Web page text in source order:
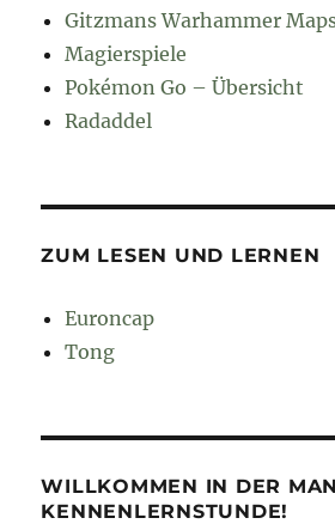
Gitzmans Warhammer
Magierspiele
Pokémon Go – Übersicht
Radaddel
ZUM LESEN UND LERNEN
Euroncap
Tong
WILLKOMMEN IN DER
KENNENLERNSTUNDE!